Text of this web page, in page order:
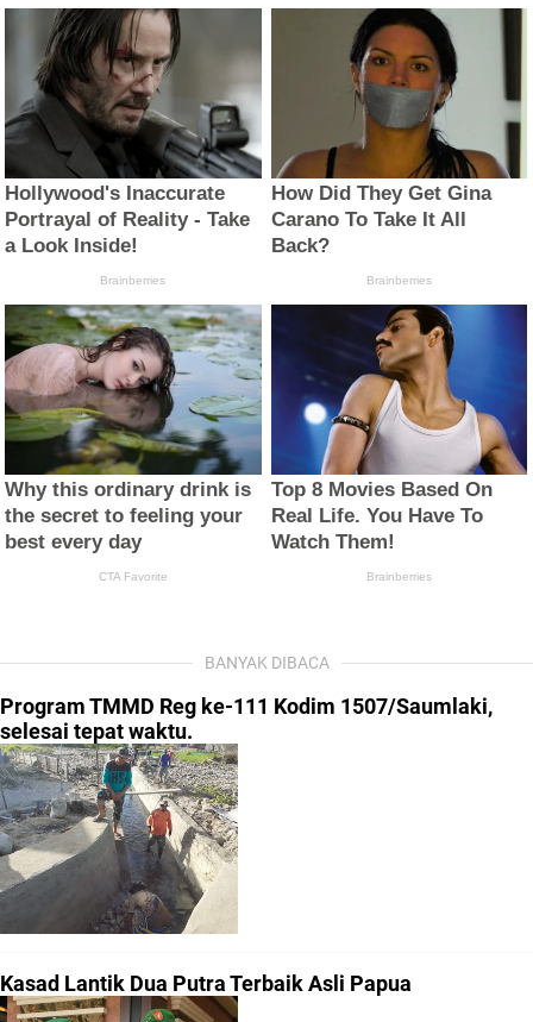
BANYAK DIBACA
Program TMMD Reg ke-111 Kodim 1507/Saumlaki,
selesai tepat waktu.
Kasad Lantik Dua Putra Terbaik Asli Papua